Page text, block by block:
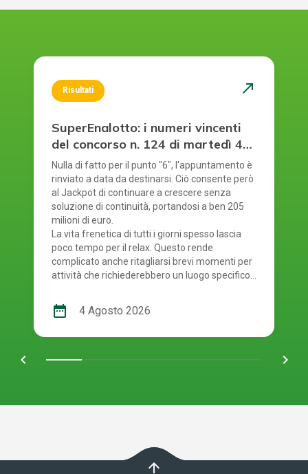
Risultati north_east
SuperEnalotto: i numeri vincenti
del concorso n. 124 di martedì 4
agosto 2026
Nulla di fatto per il punto "6", l'appuntamento è
rinviato a data da destinarsi. Ciò consente però
al Jackpot di continuare a crescere senza
soluzione di continuità, portandosi a ben 205
milioni di euro.
La vita frenetica di tutti i giorni spesso lascia
poco tempo per il relax. Questo rende
complicato anche ritagliarsi brevi momenti per
attività che richiederebbero un luogo specifico.
offre una soluzione comoda a chi partecipa ai
concorsi: permette di fare la propria giocata
giunto il momento quindi di controllare i numeri
SuperEnalotto, le vincite di oggi Non è ancora
l'estrazione che molti aspettavano in termini di
date_range 4 Agosto 2026
chevron_left navigate_next
arrow_upward